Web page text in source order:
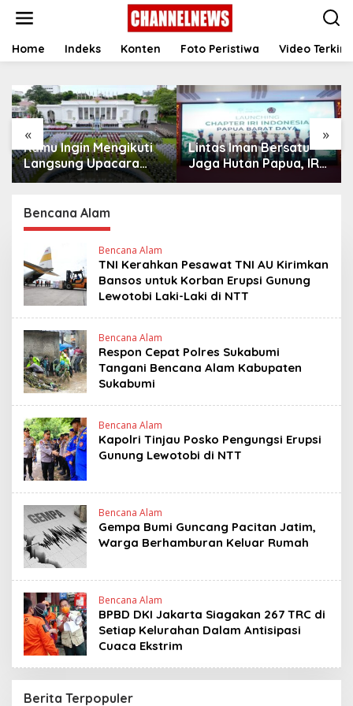
t
Home Indeks Konten Foto Peristiwa Video Terkini
« »
Kamu Ingin Mengikuti
Langsung Upacara
HUT Ke-81
Istana? Ini Link
Pendaftaran Resminya
Lintas Iman Bersatu
Jaga Hutan Papua, IRI
Indonesia Resmikan
Bencana Alam
Bencana Alam
TNI Kerahkan Pesawat TNI AU Kirimkan
Bansos untuk Korban Erupsi Gunung
Lewotobi Laki-Laki di NTT
Bencana Alam
Respon Cepat Polres Sukabumi
Tangani Bencana Alam Kabupaten
Sukabumi
Bencana Alam
Kapolri Tinjau Posko Pengungsi Erupsi
Gunung Lewotobi di NTT
Bencana Alam
Gempa Bumi Guncang Pacitan Jatim,
Warga Berhamburan Keluar Rumah
Bencana Alam
BPBD DKI Jakarta Siagakan 267 TRC di
Setiap Kelurahan Dalam Antisipasi
Cuaca Ekstrim
Berita Terpopuler